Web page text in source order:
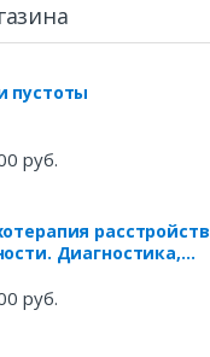
пустоты
руб.
расстройств
Диагностика,
руб.